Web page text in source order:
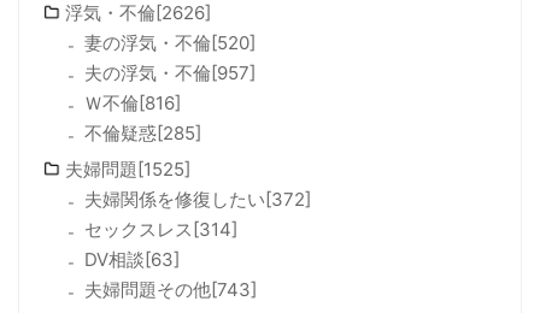
浮気・不倫[2626]
妻の浮気・不倫[520]
夫の浮気・不倫[957]
Ｗ不倫[816]
不倫疑惑[285]
夫婦問題[1525]
夫婦関係を修復したい[372]
セックスレス[314]
DV相談[63]
夫婦問題その他[743]